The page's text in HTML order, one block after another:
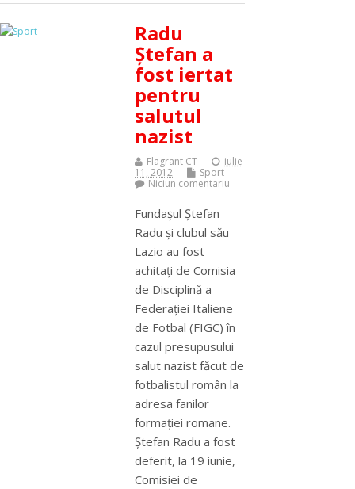
Radu
Ştefan a
fost iertat
pentru
salutul
nazist
Flagrant CT
iulie
11, 2012
Sport
Niciun comentariu
Fundaşul Ştefan
Radu şi clubul său
Lazio au fost
achitaţi de Comisia
de Disciplină a
Federaţiei Italiene
de Fotbal (FIGC) în
cazul presupusului
salut nazist făcut de
fotbalistul român la
adresa fanilor
formaţiei romane.
Ştefan Radu a fost
deferit, la 19 iunie,
Comisiei de